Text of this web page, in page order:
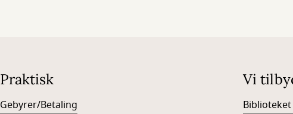
Praktisk
Gebyrer/Betaling
Vi